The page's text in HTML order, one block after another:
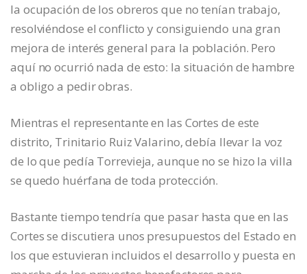
la ocupación de los obreros que no tenían trabajo,
resolviéndose el conflicto y consiguiendo una gran
mejora de interés general para la población. Pero
aquí no ocurrió nada de esto: la situación de hambre
a obligo a pedir obras.
Mientras el representante en las Cortes de este
distrito, Trinitario Ruiz Valarino, debía llevar la voz
de lo que pedía Torrevieja, aunque no se hizo la villa
se quedo huérfana de toda protección.
Bastante tiempo tendría que pasar hasta que en las
Cortes se discutiera unos presupuestos del Estado en
los que estuvieran incluidos el desarrollo y puesta en